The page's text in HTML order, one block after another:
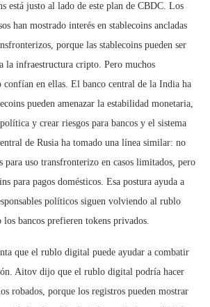
está justo al lado de este plan de CBDC. Los
han mostrado interés en stablecoins ancladas
porque las stablecoins pueden ser
la infraestructura cripto. Pero muchos
confían en ellas. El banco central de la India ha
pueden amenazar la estabilidad monetaria,
y crear riesgos para bancos y el sistema
de Rusia ha tomado una línea similar: no
para uso transfronterizo en casos limitados, pero
para pagos domésticos. Esa postura ayuda a
políticos siguen volviendo al rublo
bancos prefieren tokens privados.
que el rublo digital puede ayudar a combatir
Aitov dijo que el rublo digital podría hacer
robados, porque los registros pueden mostrar